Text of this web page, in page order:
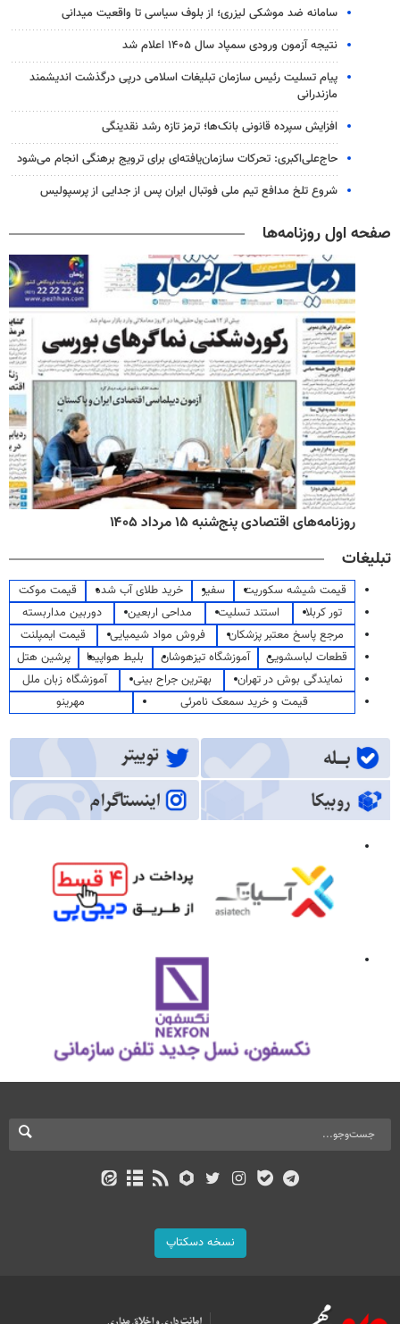
سامانه ضد موشکی لیزری؛ از بلوف سیاسی تا واقعیت میدانی
نتیجه آزمون ورودی سمپاد سال ۱۴۰۵ اعلام شد
پیام تسلیت رئیس سازمان تبلیغات اسلامی درپی درگذشت اندیشمند
مازندرانی
افزایش سپرده قانونی بانک‌ها؛ ترمز تازه رشد نقدینگی
حاج‌علی‌اکبری: تحرکات سازمان‌یافته‌ای برای ترویج برهنگی انجام می‌شود
شروع تلخ مدافع تیم ملی فوتبال ایران پس از جدایی از پرسپولیس
صفحه اول روزنامه‌ها
روزنامه‌های اقتصادی پنج‌شنبه ۱۵ مرداد ۱۴۰۵
تبلیغات
قیمت شیشه سکوریت سفیر خرید طلای آب شده
قیمت موکت
تور کربلا
استند تسلیت مداحی اربعین
دوربین مداربسته
مرجع پاسخ معتبر پزشکان
فروش مواد شیمیایی
قیمت ایمپلنت
قطعات لباسشویی
آموزشگاه تیزهوشان بلیط هواپیما
پرشین هتل
نمایندگی بوش در تهران
بهترین جراح بینی
آموزشگاه زبان ملل
قیمت و خرید سمعک نامرئی
مهرینو
نسخه دسکتاپ